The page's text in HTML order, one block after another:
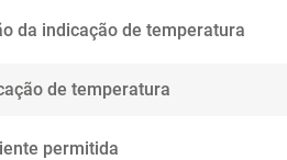
da indicação de temperatura
de temperatura
permitida